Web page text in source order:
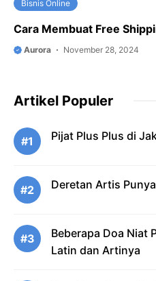
Bisnis Online
Cara Membuat Free
Aurora November 28, 2024
Artikel Populer
#1 Pijat Plus Plus di
#2 Deretan Artis
#3
Beberapa Doa Niat
Latin dan Artinya